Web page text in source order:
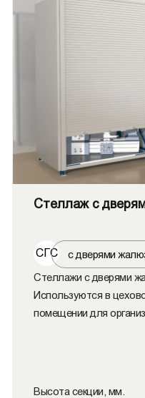
Стеллаж с
СГС
с дверями
Стеллажи с дверями
Используются в
помещении для
Высота секции, мм.